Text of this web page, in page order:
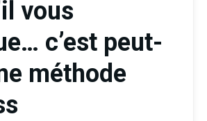
vous
c’est peut-
méthode